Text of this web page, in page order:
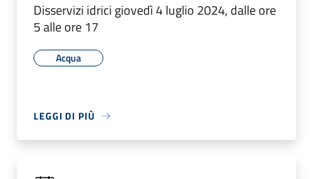
Disservizi idrici giovedì 4 luglio 2024, dalle ore
5 alle ore 17
Acqua
LEGGI DI PIÙ